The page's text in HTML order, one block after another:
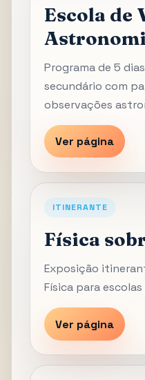
Escola de
Programa de 5
secundário com
observações
Ver página
ITINERANTE
Física
Exposição
Física para
Ver página